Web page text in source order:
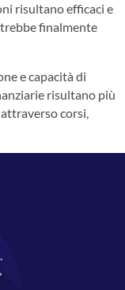
risultano efficaci e
finalmente
e capacità di
risultano più
corsi,